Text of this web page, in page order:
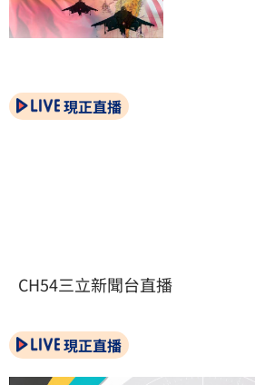
現正直播
CH54三立新聞台直播
現正直播